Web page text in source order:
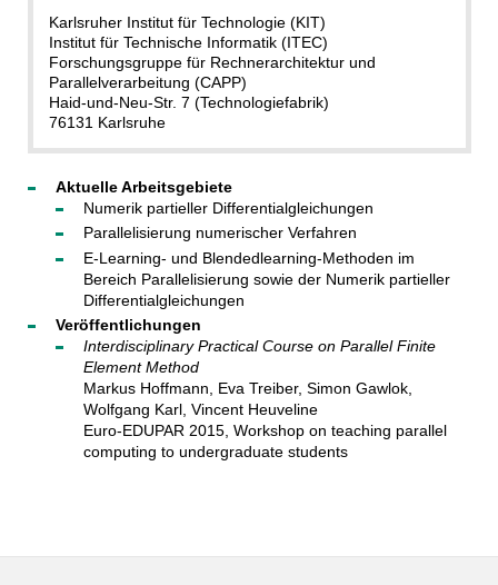
Karlsruher Institut für Technologie (KIT)
Institut für Technische Informatik (ITEC)
Forschungsgruppe für Rechnerarchitektur und
Parallelverarbeitung (CAPP)
Haid-und-Neu-Str. 7 (Technologiefabrik)
76131 Karlsruhe
Aktuelle Arbeitsgebiete
Numerik partieller Differentialgleichungen
Parallelisierung numerischer Verfahren
E-Learning- und Blendedlearning-Methoden im
Bereich Parallelisierung sowie der Numerik partieller
Differentialgleichungen
Veröffentlichungen
Interdisciplinary Practical Course on Parallel Finite
Element Method
Markus Hoffmann, Eva Treiber, Simon Gawlok,
Wolfgang Karl, Vincent Heuveline
Euro-EDUPAR 2015, Workshop on teaching parallel
computing to undergraduate students